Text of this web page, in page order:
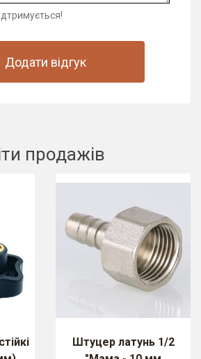
Додати відгук
продажів
Штуцер латунь 1/2